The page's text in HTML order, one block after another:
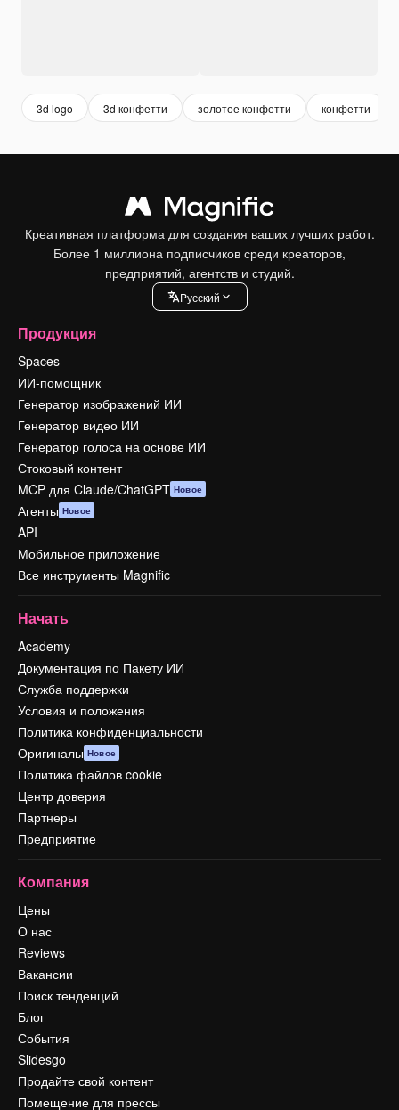
3d logo 3d конфетти золотое конфетти конфетти
Креативная платформа для создания ваших лучших работ.
Более 1 миллиона подписчиков среди креаторов,
предприятий, агентств и студий.
Pусский
Продукция
Spaces
ИИ-помощник
Генератор изображений ИИ
Генератор видео ИИ
Генератор голоса на основе ИИ
Стоковый контент
MCP для Claude/ChatGPT Новое
Агенты Новое
API
Мобильное приложение
Все инструменты Magnific
Начать
Academy
Документация по Пакету ИИ
Служба поддержки
Условия и положения
Политика конфиденциальности
Оригиналы Новое
Политика файлов cookie
Центр доверия
Партнеры
Предприятие
Компания
Цены
О нас
Reviews
Вакансии
Поиск тенденций
Блог
События
Slidesgo
Продайте свой контент
Помещение для прессы